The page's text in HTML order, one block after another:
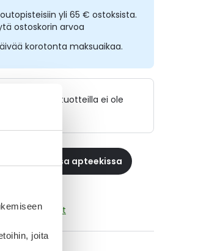
joita
yli 65 € ostoksista.
ostoskorin arvoa
korotonta maksuaikaa.
ostetuilla tuotteilla ei ole
maksa apteekissa
tuotteet